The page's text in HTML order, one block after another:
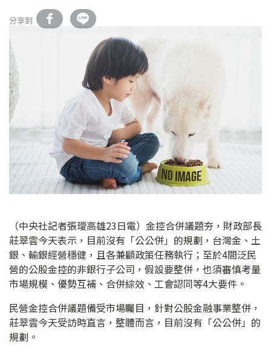
分享到
（中央社記者張璦高雄23日電）金控合併議題夯，財政部長
莊翠雲今天表示，目前沒有「公公併」的規劃，台灣金、土
銀、輸銀經營穩健，且各兼顧政策任務執行；至於4間泛民
營的公股金控的非銀行子公司，假設要整併，也須審慎考量
市場規模、優勢互補、合併綜效、工會認同等4大要件。
民營金控合併議題備受市場矚目，針對公股金融事業整併，
莊翠雲今天受訪時直言，整體而言，目前沒有「公公併」的
規劃。